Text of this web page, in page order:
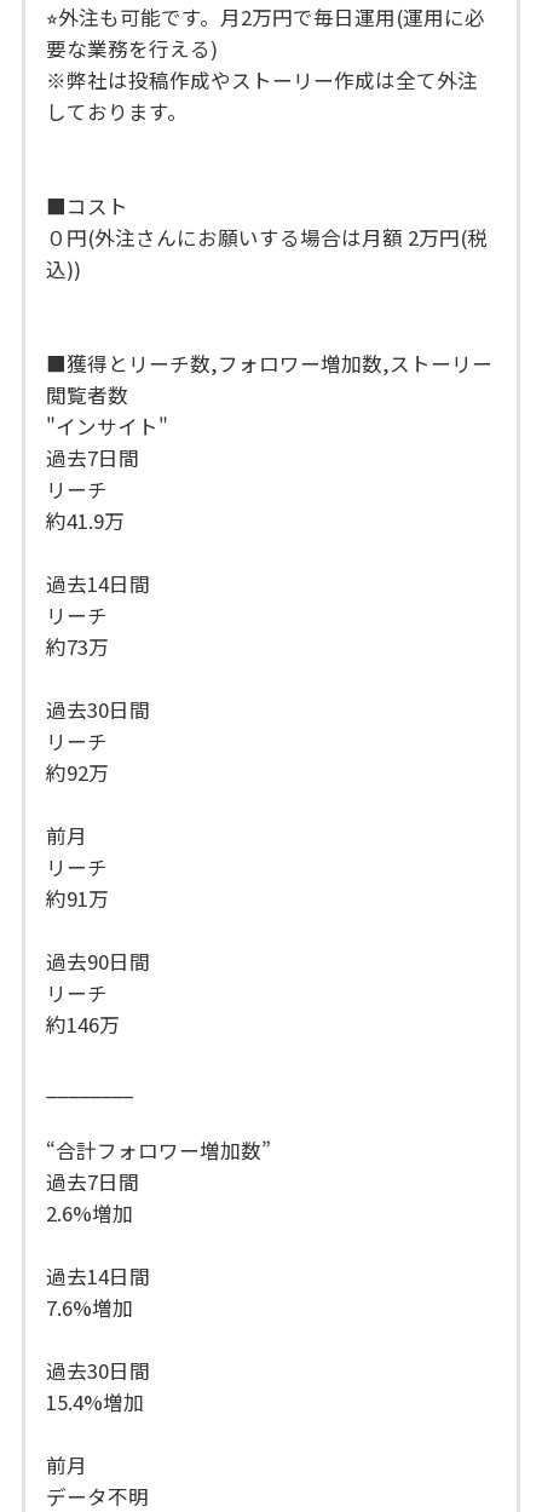
⭐︎外注も可能です。月2万円で毎日運用(運用に必
要な業務を行える)
※弊社は投稿作成やストーリー作成は全て外注
しております。
■コスト
０円(外注さんにお願いする場合は月額 2万円(税
込))
■獲得とリーチ数,フォロワー増加数,ストーリー
閲覧者数
"インサイト"
過去7日間
リーチ
約41.9万
過去14日間
リーチ
約73万
過去30日間
リーチ
約92万
前月
リーチ
約91万
過去90日間
リーチ
約146万
“合計フォロワー増加数”
過去7日間
2.6%増加
過去14日間
7.6%増加
過去30日間
15.4%増加
前月
データ不明